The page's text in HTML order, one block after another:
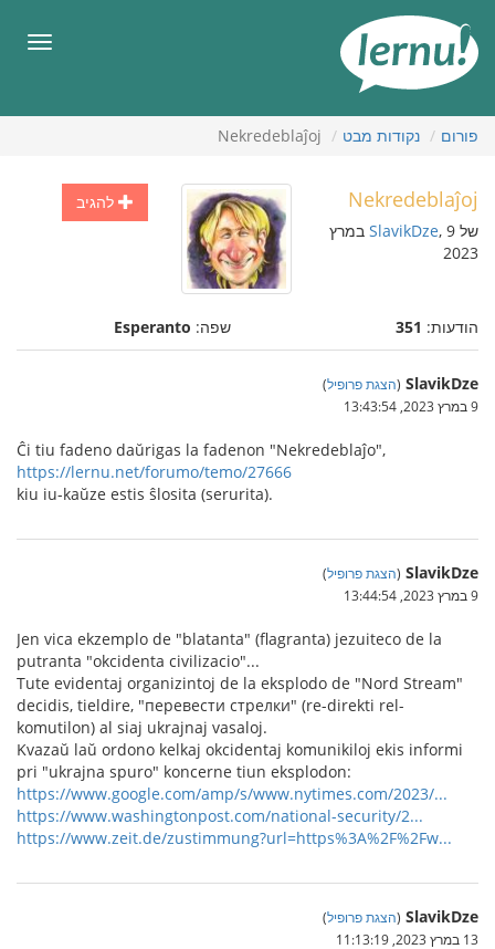
העניינים
פורום נקודות מבט Nekredeblaĵoj
להגיב Nekredeblaĵoj
של SlavikDze , 9 במרץ
2023
הודעות: 351 שפה: Esperanto
SlavikDze
(הצגת פרופיל)
9 במרץ 2023, 13:43:54
Ĉi tiu fadeno daŭrigas la fadenon "Nekredeblaĵo",
https://lernu.net/forumo/temo/27666
kiu iu-kaŭze estis ŝlosita (serurita).
SlavikDze
(הצגת פרופיל)
9 במרץ 2023, 13:44:54
Jen vica ekzemplo de "blatanta" (flagranta) jezuiteco de la
putranta "okcidenta civilizacio"...
Tute evidentaj organizintoj de la eksplodo de "Nord Stream"
decidis, tieldire, "перевести стрелки" (re-direkti rel-
komutilon) al siaj ukrajnaj vasaloj.
Kvazaŭ laŭ ordono kelkaj okcidentaj komunikiloj ekis informi
pri "ukrajna spuro" koncerne tiun eksplodon:
https://www.google.com/amp/s/www.nytimes.com/2023/...
https://www.washingtonpost.com/national-security/2...
https://www.zeit.de/zustimmung?url=https%3A%2F%2Fw...
SlavikDze
(הצגת פרופיל)
13 במרץ 2023, 11:13:19